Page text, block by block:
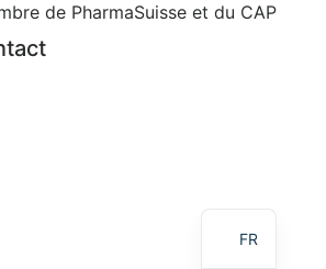
de PharmaSuisse et du CAP
FR